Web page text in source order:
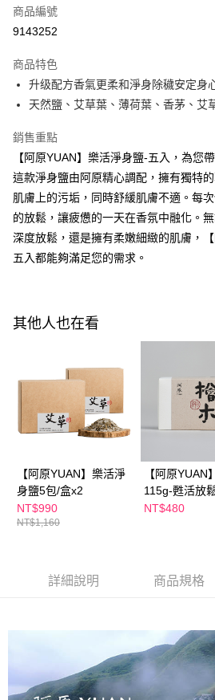
相關說明
【關於「AFTEE先享後付」】
便利好安心！
１．簡單：不需註冊會員、不需綁卡、不需儲
２．便利：只要手機號碼，簡訊認證，即可結
３．安心：先確認商品／服務後，再付款。
１．於結帳方式選擇「AFTEE先享後付」後，
結帳頁面，進行簡訊認證並確認金額後，即可
２．訂單成立數日內，您將收到繳費通知簡訊
３．收到繳費通知簡訊後14天內，點擊此簡訊
ATM／網路銀行／等多元方式進行付款，方視
※ 請注意：結帳手續完成當下不需立刻繳費
購買商品的店家。未經商家同意取消之訂單仍
後付繳納相關費用。
※ 交易是否成功請以「AFTEE先享後付 」之
【注意事項】
１．透過由恩沛科技股份有限公司提供之「
２．關於個人資料處理事宜，請瀏覽以下網址
https://aftee.tw/terms/#terms3
３．未成年的使用者請事先徵得法定代理人或
「AFTEE先享後付」，若未經同意申辦者引
任。
時審查核予不同之上限額度；若仍有額度不足
請求用戶進行身份認證。
５．嚴禁一人註冊多個帳號或使用他人資訊註
恩沛科技股份有限公司將有權停止該用戶之使
ATM付款
運送方式
全家付款取貨
付款後全家取貨
每筆NT$100，滿NT$600(含以上)免運費
每筆NT$100，滿NT$600(含以上)免運費
付款後萊爾富取貨
每筆NT$100，滿NT$600(含以上)免運費
每筆NT$100，滿NT$600(含以上)免運費
每筆NT$100，滿NT$600(含以上)免運費
每筆NT$150，滿NT$1,500(含以上)免運
商品編號
9143252
商品特色
升级配方香氣更柔和淨身除穢安定身
天然鹽、艾草葉、薄荷葉、香茅、艾
銷售重點
【阿原YUAN】樂活淨身鹽-五入，為您
這款淨身鹽由阿原精心調配，擁有獨特
肌膚上的污垢，同時舒緩肌膚不適。每
的放鬆，讓疲憊的一天在香氛中融化。
深度放鬆，還是擁有柔嫩細緻的肌膚，
五入都能夠滿足您的需求。
其他人也在看
【阿原YUAN】樂活淨
身鹽5包/盒x2
NT$990
NT$1,160
【阿原YUAN
115g-甦活放
NT$480
詳細說明 商品規格